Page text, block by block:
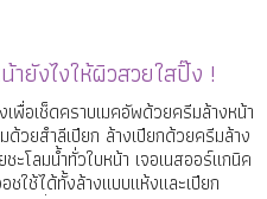
ายังไงให้ผิวสวยใสปิ๊ง !
เพื่อเช็ดคราบเมคอัพด้วยครีมล้างหน้า
ด้วยสำลีเปียก ล้างเปียกด้วยครีมล้าง
ชะโลมน้ำทั่วใบหน้า เจอเนสออร์แกนิค
ชใช้ได้ทั้งล้างแบบแห้งและเปียก